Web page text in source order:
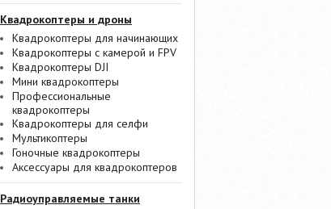
Квадрокоптеры и дроны
Квадрокоптеры для начинающих
Квадрокоптеры с камерой и FPV
Квадрокоптеры DJI
Мини квадрокоптеры
Профессиональные
квадрокоптеры
Квадрокоптеры для селфи
Мультикоптеры
Гоночные квадрокоптеры
Аксессуары для квадрокоптеров
Радиоуправляемые танки